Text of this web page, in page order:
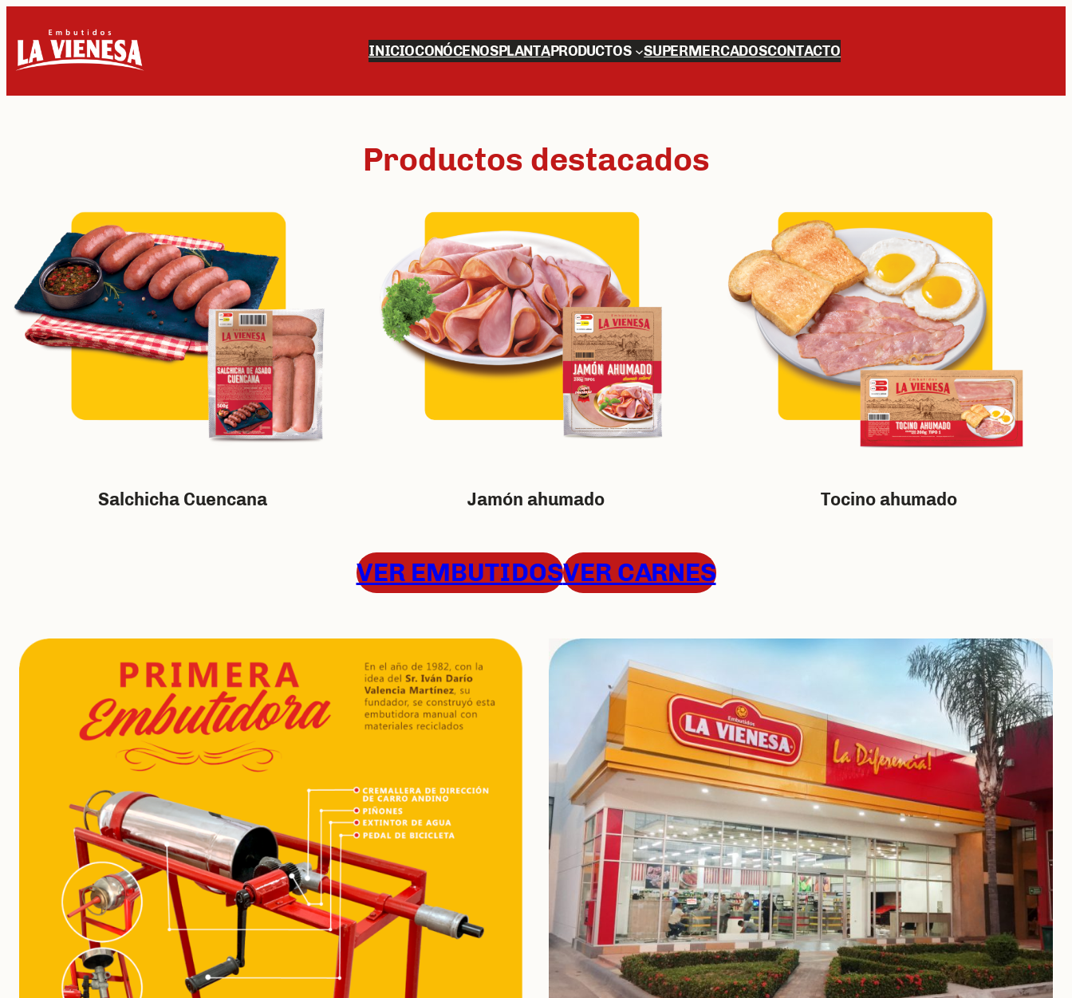
INICIOCONÓCENOSPLANTAPRODUCTOS SUPERMERCADOSCONTACTO
Productos destacados
Salchicha Cuencana Jamón ahumado Tocino ahumado
VER EMBUTIDOSVER CARNES